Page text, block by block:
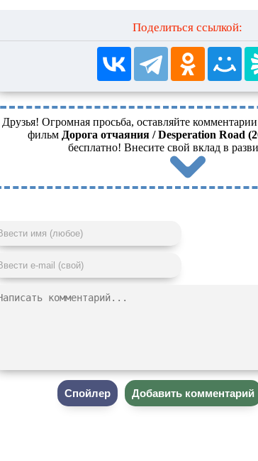
Поделиться ссылкой:
Друзья! Огромная просьба, оставляйте
фильм Дорога отчаяния / Desperation Road
бесплатно! Внесите свой вклад в